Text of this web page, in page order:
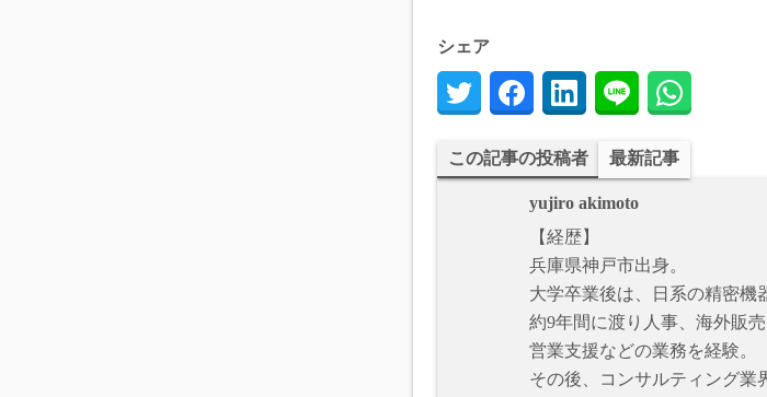
シェア
この記事の投稿者 最新記事
yujiro akimoto
【経歴】
兵庫県神戸市出身。
大学卒業後は、日系の精密機
約9年間に渡り人事、海外販売
営業支援などの業務を経験。
その後、コンサルティング業